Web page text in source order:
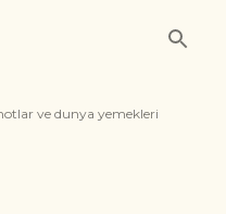
ve dunya yemekleri